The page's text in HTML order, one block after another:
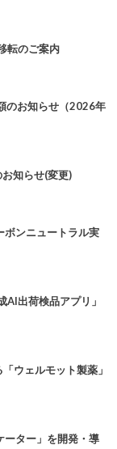
転のご案内
のお知らせ（2026年
知らせ(変更)
ボンニュートラル実
出荷検品アプリ」
ウェルモット製薬」
ーター」を開発・導